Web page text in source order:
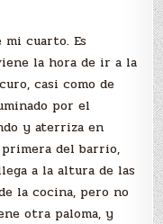
cuarto. Es
la hora de ir a la
casi como de
por el
y aterriza en
del barrio,
a la altura de las
la cocina, pero no
otra paloma, y